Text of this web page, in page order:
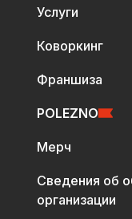
Услуги
Коворкинг
Франшиза
POLEZNO
Мерч
Сведения об
организации